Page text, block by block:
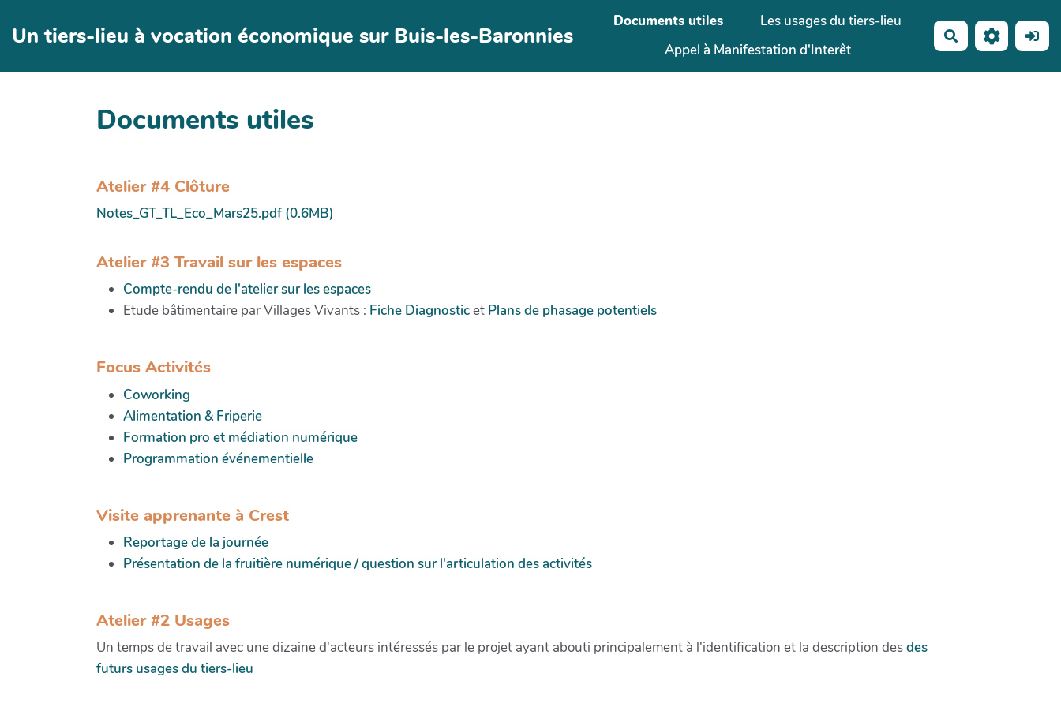
Un tiers-lieu à vocation économique sur Buis-les-Baronnies
Documents utiles
Les usages du tiers-lieu
Appel à Manifestation d'Interêt
Rechercher
Documents utiles
Atelier #4 Clôture
Notes_GT_TL_Eco_Mars25.pdf (0.6MB)
Atelier #3 Travail sur les espaces
Compte-rendu de l'atelier sur les espaces
Etude bâtimentaire par Villages Vivants : Fiche Diagnosticet Plans de phasage potentiels
Focus Activités
Coworking
Alimentation & Friperie
Formation pro et médiation numérique
Programmation événementielle
Visite apprenante à Crest
Reportage de la journée
Présentation de la fruitière numérique / question sur l'articulation des activités
Atelier #2 Usages
Un temps de travail avec une dizaine d'acteurs intéressés par le projet ayant abouti principalement à l'identification et la description desdes
futurs usages du tiers-lieu